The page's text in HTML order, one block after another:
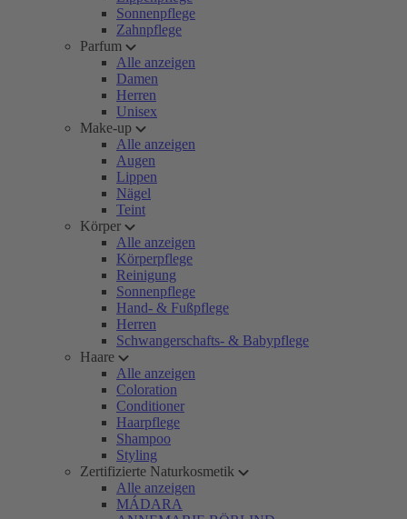
Sonnenpflege
Zahnpflege
Parfum
Alle anzeigen
Damen
Herren
Unisex
Make-up
Alle anzeigen
Augen
Lippen
Nägel
Teint
Körper
Alle anzeigen
Körperpflege
Reinigung
Sonnenpflege
Hand- & Fußpflege
Herren
Schwangerschafts- & Babypflege
Haare
Alle anzeigen
Coloration
Conditioner
Haarpflege
Shampoo
Styling
Zertifizierte Naturkosmetik
Alle anzeigen
MÁDARA